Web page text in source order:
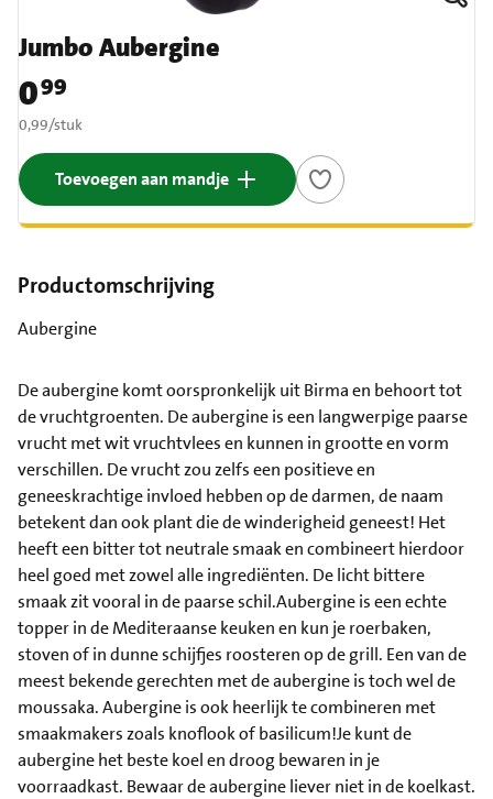
Jumbo Aubergine
Prijs: € 0,99
099
€ 0,99 per stuk
0,99/stuk
Toevoegen aan mandje
Productomschrijving
Aubergine
De aubergine komt oorspronkelijk uit Birma en behoort tot
de vruchtgroenten. De aubergine is een langwerpige paarse
vrucht met wit vruchtvlees en kunnen in grootte en vorm
verschillen. De vrucht zou zelfs een positieve en
geneeskrachtige invloed hebben op de darmen, de naam
betekent dan ook plant die de winderigheid geneest! Het
heeft een bitter tot neutrale smaak en combineert hierdoor
heel goed met zowel alle ingrediënten. De licht bittere
smaak zit vooral in de paarse schil.Aubergine is een echte
topper in de Mediteraanse keuken en kun je roerbaken,
stoven of in dunne schijfjes roosteren op de grill. Een van de
meest bekende gerechten met de aubergine is toch wel de
moussaka. Aubergine is ook heerlijk te combineren met
smaakmakers zoals knoflook of basilicum!Je kunt de
aubergine het beste koel en droog bewaren in je
voorraadkast. Bewaar de aubergine liever niet in de koelkast.